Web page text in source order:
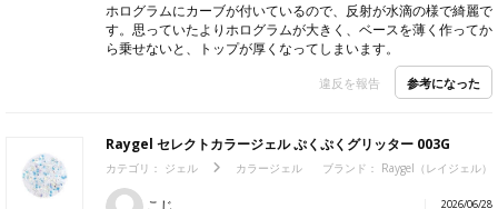
ホログラムにカーブが付いているので、反射が水滴の様で綺麗で
す。思っていたよりホログラムが大きく、ベースを薄く作ってか
ら乗せないと、トップが厚くなってしまいます。
違反を報告 参考になった
Raygel セレクトカラージェル ぷくぷくグリッター 003G
カテゴリ： ジェル カラージェル ブランド： Raygel（レイジェル）
2026/06/28